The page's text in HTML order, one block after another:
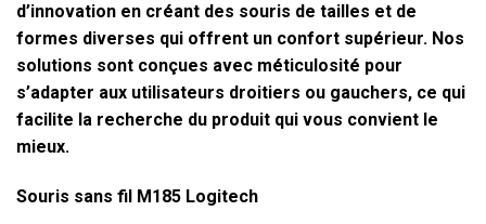
d’innovation en créant des souris de tailles et de
formes diverses qui offrent un confort supérieur. Nos
solutions sont conçues avec méticulosité pour
s’adapter aux utilisateurs droitiers ou gauchers, ce qui
facilite la recherche du produit qui vous convient le
mieux.
Souris sans fil M185 Logitech